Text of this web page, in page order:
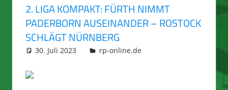
2. LIGA KOMPAKT: FÜRTH NIMMT
PADERBORN AUSEINANDER – ROSTOCK
SCHLÄGT NÜRNBERG
30. Juli 2023 integromat
rp-online.de